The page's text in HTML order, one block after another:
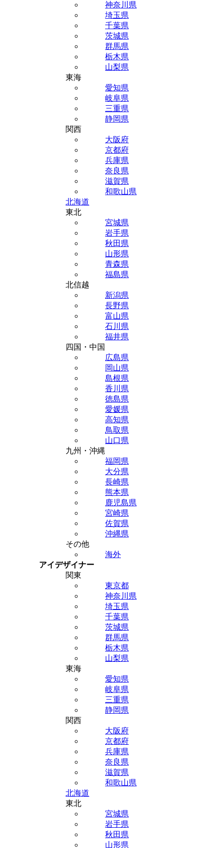
神奈川県
埼玉県
千葉県
茨城県
群馬県
栃木県
山梨県
東海
愛知県
岐阜県
三重県
静岡県
関西
大阪府
京都府
兵庫県
奈良県
滋賀県
和歌山県
北海道
東北
宮城県
岩手県
秋田県
山形県
青森県
福島県
北信越
新潟県
長野県
富山県
石川県
福井県
四国・中国
広島県
岡山県
島根県
香川県
徳島県
愛媛県
高知県
鳥取県
山口県
九州・沖縄
福岡県
大分県
長崎県
熊本県
鹿児島県
宮崎県
佐賀県
沖縄県
その他
海外
アイデザイナー
関東
東京都
神奈川県
埼玉県
千葉県
茨城県
群馬県
栃木県
山梨県
東海
愛知県
岐阜県
三重県
静岡県
関西
大阪府
京都府
兵庫県
奈良県
滋賀県
和歌山県
北海道
東北
宮城県
岩手県
秋田県
山形県